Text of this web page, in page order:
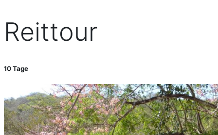
Reittour
10 Tage